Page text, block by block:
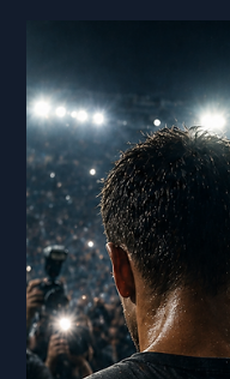
Tempo di lettura: 5 min
Processo
Fatica:
Atleti